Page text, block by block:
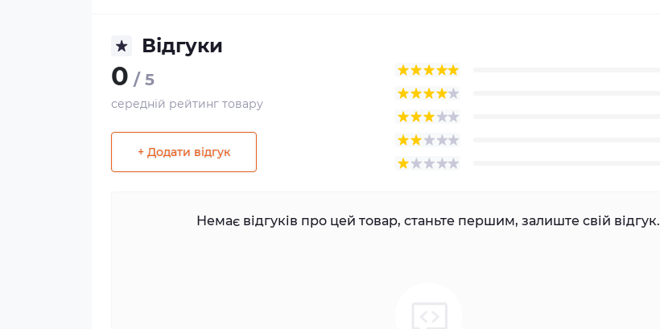
Відгуки
0 / 5
середній рейтинг товару
+ Додати відгук
Немає відгуків про цей товар, станьте першим, залиште свій відгук.